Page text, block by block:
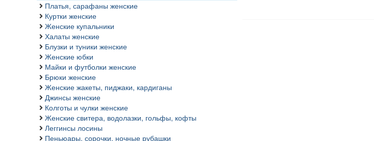
Платья, сарафаны женские
Куртки женские
Женские купальники
Халаты женские
Блузки и туники женские
Женские юбки
Майки и футболки женские
Брюки женские
Женские жакеты, пиджаки, кардиганы
Джинсы женские
Колготы и чулки женские
Женские свитера, водолазки, гольфы, кофты
Леггинсы лосины
Пеньюары, сорочки, ночные рубашки